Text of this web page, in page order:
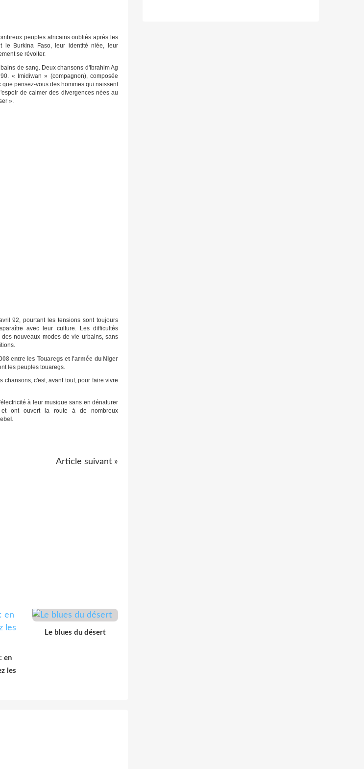
peuples africains oubliés après les
le Burkina Faso, leur identité niée, leur
se révolter.
de sang. Deux chansons d'Ibrahim Ag
« Imidiwan » (compagnon), composée
pensez-vous des hommes qui naissent
de calmer des divergences nées au
».
92, pourtant les tensions sont toujours
avec leur culture. Les difficultés
nouveaux modes de vie urbains, sans
entre les Touaregs et l'armée du Niger
les peuples touaregs.
c'est, avant tout, pour faire vivre
à leur musique sans en dénaturer
ont ouvert la route à de nombreux
.
Article suivant »
en
les
Le blues du désert